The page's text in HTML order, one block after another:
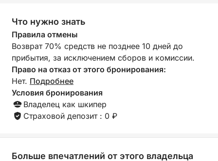
экскурсия обычно начинается от 200 евро.
Отправления из других портов также возможны с
дополнительной топливной надбавкой по
договоренности.
Время регистрации обычно с 10:30 до 18:00 для
стандартной экскурсии на четыре основных
острова: Спарджи, Буделли, Санта-Мария и
Раццоли. Однако возможна индивидуальная
закате) и выбором мест назначения, включая
более отдаленные острова Лавецци, Кавалло и
Что нужно знать
Правила отмены
Возврат 70% средств не позднее 10 дней до
прибытия, за исключением сборов и комиссии.
Право на отказ от этого бронирования:
Нет. Подробнее
Условия бронирования
Владелец как шкипер
Страховой депозит : 0 ₽
Больше впечатлений от этого владельца